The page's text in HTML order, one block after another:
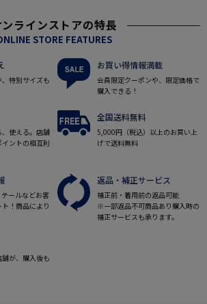
ンラインストアの特長
STORE FEATURES
特別サイズも
お買い得情報満載
会員限定クーポンや、限定価格で
購入できる！
使える。店舗
ントの相互利
全国送料無料
5,000円（税込）以上のお買い上
げで送料無料
ールなどお客
！商品により
返品・補正サービス
補正前・着用前の返品可能
※一部返品不可商品あり購入時の
補正サービスも承ります。
が、購入後も